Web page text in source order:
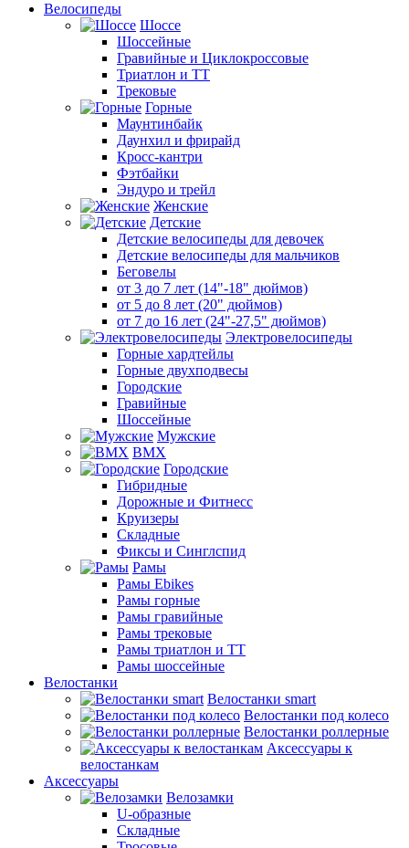
Велосипеды
Шоссе
Шоссейные
Гравийные и Циклокроссовые
Триатлон и ТТ
Трековые
Горные
Маунтинбайк
Даунхил и фрирайд
Кросс-кантри
Фэтбайки
Эндуро и трейл
Женские
Детские
Детские велосипеды для девочек
Детские велосипеды для мальчиков
Беговелы
от 3 до 7 лет (14"-18" дюймов)
от 5 до 8 лет (20" дюймов)
от 7 до 16 лет (24"-27,5" дюймов)
Электровелосипеды
Горные хардтейлы
Горные двухподвесы
Городские
Гравийные
Шоссейные
Мужские
BMX
Городские
Гибридные
Дорожные и Фитнесс
Круизеры
Складные
Фиксы и Синглспид
Рамы
Рамы Ebikes
Рамы горные
Рамы гравийные
Рамы трековые
Рамы триатлон и ТТ
Рамы шоссейные
Велостанки
Велостанки smart
Велостанки под колесо
Велостанки роллерные
Аксессуары к
велостанкам
Аксессуары
Велозамки
U-образные
Складные